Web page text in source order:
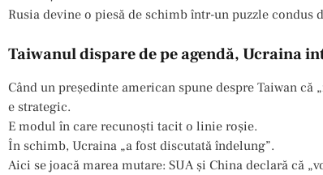
Rusia devine o piesă de schimb într-un puzzle condus
Taiwanul dispare de pe agendă, Ucraina
Când un președinte american spune despre Taiwan
e strategic.
E modul în care recunoști tacit o linie roșie.
În schimb, Ucraina „a fost discutată îndelung”.
Aici se joacă marea mutare: SUA și China declară că